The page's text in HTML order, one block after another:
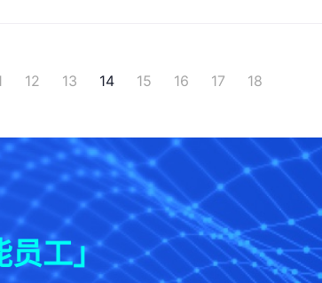
12 13 14 15 16 17 18
员工」